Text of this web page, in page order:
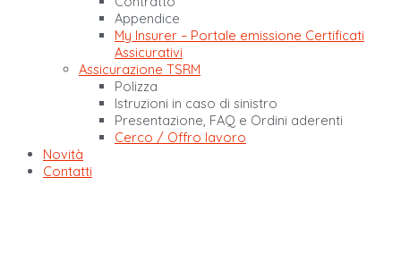
Appendice
My Insurer – Portale emissione Certificati
Assicurativi
Assicurazione TSRM
Polizza
Istruzioni in caso di sinistro
Presentazione, FAQ e Ordini aderenti
Cerco / Offro lavoro
Novità
Contatti